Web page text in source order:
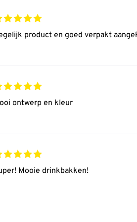
product en goed verpakt
ontwerp en kleur
Mooie drinkbakken!